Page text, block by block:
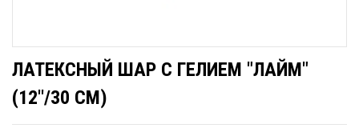
ЛАТЕКСНЫЙ ШАР С ГЕЛИЕМ "ЛАЙМ"
(12''/30 СМ)